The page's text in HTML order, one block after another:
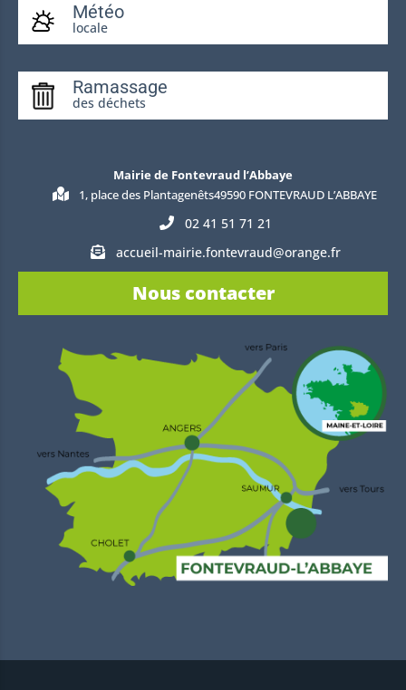
Météo
locale
Ramassage
des déchets
Mairie de Fontevraud l’Abbaye
1, place des Plantagenêts49590 FONTEVRAUD L’ABBAYE
02 41 51 71 21
accueil-mairie.fontevraud@orange.fr
Nous contacter